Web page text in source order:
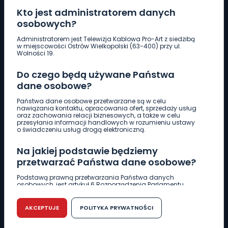
Kto jest administratorem danych
osobowych?
Administratorem jest Telewizja Kablowa Pro-Art z siedzibą
w miejscowości Ostrów Wielkopolski (63-400) przy ul.
Wolności 19.
Do czego będą używane Państwa
dane osobowe?
Państwa dane osobowe przetwarzane są w celu
nawiązania kontaktu, opracowania ofert, sprzedaży usług
oraz zachowania relacji biznesowych, a także w celu
przesyłania informacji handlowych w rozumieniu ustawy
o świadczeniu usług drogą elektroniczną.
Na jakiej podstawie będziemy
przetwarzać Państwa dane osobowe?
Podstawą prawną przetwarzania Państwa danych
osobowych, jest artykuł 6 Rozporządzenia Parlamentu
r. w sprawie ochrony osób fizycznych w związku z
przetwarzaniem danych osobowych w sprawie
swobodnego przepływu takich danych oraz uchylenia
dyrektywy 95/46/WE (RODO).
AKCEPTUJE POLITYKA PRYWATNOŚCI
Pobierz logotyp
661 997 997
REDAKCJA
62 735 22 22redakcja@wlkp24.info
DZIAŁ REKLAMY
62 735 01 85 reklama@wlkp24.info
WIADOMOŚCI
CIEKAWOSTKI